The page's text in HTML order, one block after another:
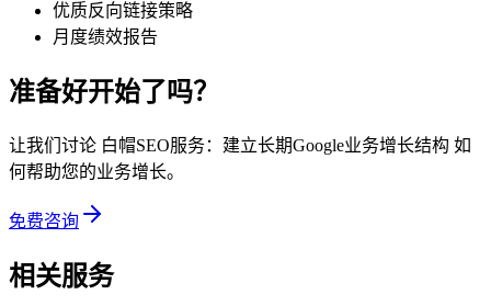
优质反向链接策略
月度绩效报告
准备好开始了吗？
让我们讨论 白帽SEO服务：建立长期Google业务增长结构 如
何帮助您的业务增长。
免费咨询
相关服务